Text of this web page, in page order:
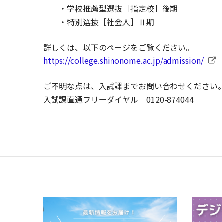
・学校推薦型選抜［指定校］後期
・特別選抜［社会人］Ⅱ期
詳しくは、以下のページをご覧ください。
https://college.shinonome.ac.jp/admission/
ご不明な点は、入試課までお問い合わせください
入試課直通フリーダイヤル 0120-874044